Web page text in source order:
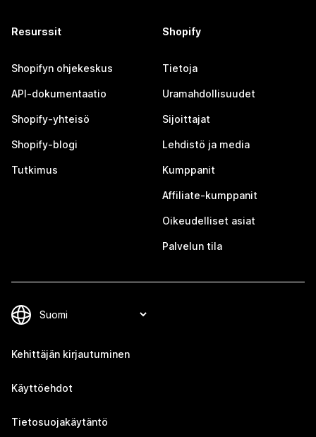
Resurssit
Shopifyn ohjekeskus
API-dokumentaatio
Shopify-yhteisö
Shopify-blogi
Tutkimus
Shopify
Tietoja
Uramahdollisuudet
Sijoittajat
Lehdistö ja media
Kumppanit
Affiliate-kumppanit
Oikeudelliset asiat
Palvelun tila
Kehittäjän kirjautuminen
Käyttöehdot
Tietosuojakäytäntö